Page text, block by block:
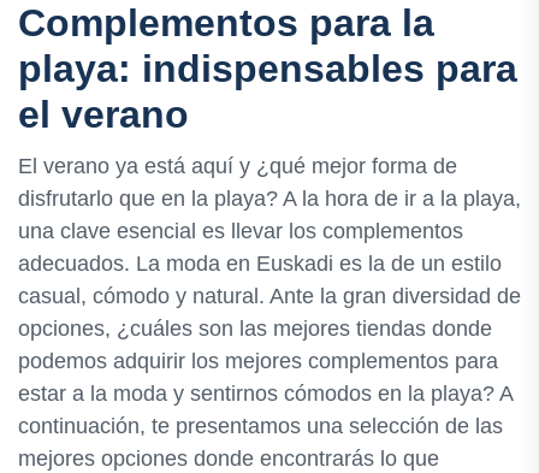
Complementos para la
playa: indispensables para
el verano
El verano ya está aquí y ¿qué mejor forma de
disfrutarlo que en la playa? A la hora de ir a la playa,
una clave esencial es llevar los complementos
adecuados. La moda en Euskadi es la de un estilo
casual, cómodo y natural. Ante la gran diversidad de
opciones, ¿cuáles son las mejores tiendas donde
podemos adquirir los mejores complementos para
estar a la moda y sentirnos cómodos en la playa? A
continuación, te presentamos una selección de las
mejores opciones donde encontrarás lo que